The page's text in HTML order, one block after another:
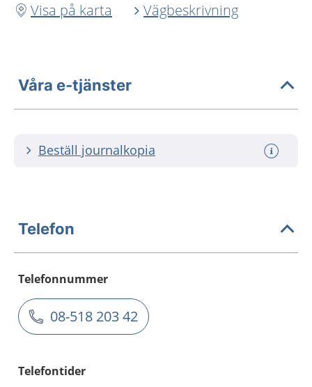
Visa på karta
Vägbeskrivning
Våra e-tjänster
Beställ journalkopia
Telefon
Telefonnummer
08-518 203 42
Telefontider